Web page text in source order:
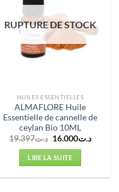
RUPTURE DE STOCK
HUILES ESSENTIELLES
ALMAFLORE Huile
Essentielle de cannelle de
ceylan Bio 10ML
د.ت19.397
Le
initial
était :
د.ت16.000
Le
LIRE LA SUITE